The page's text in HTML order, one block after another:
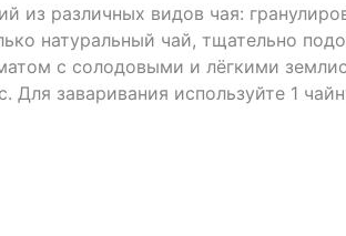
различных видов чая:
натуральный чай, тщательно
с солодовыми и лёгкими
Для заваривания используйте 1